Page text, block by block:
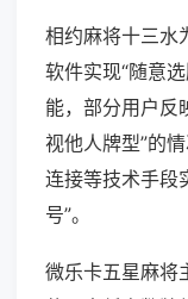
相约麻将十三水
软件实现“随意
能，部分用户反
视他人牌型”的
连接等技术手段
号”。
微乐卡五星麻将